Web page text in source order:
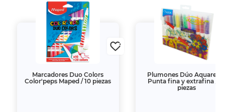
Marcadores Duo Colors
Color'peps Maped / 10 piezas
Plumones Dúo Aquarelo
Punta fina y extrafina / 12
piezas